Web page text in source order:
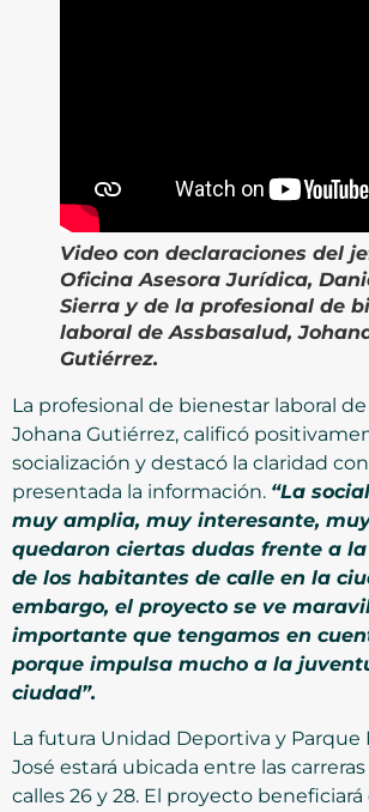
Video con declaraciones del
Oficina Asesora Jurídica,
Sierra y de la profesional de
laboral de Assbasalud,
Gutiérrez.
La profesional de bienestar laboral
Johana Gutiérrez, calificó
socialización y destacó la claridad
presentada la información. “La
muy amplia, muy interesante,
quedaron ciertas dudas frente a
de los habitantes de calle en la
embargo, el proyecto se ve
importante que tengamos en
porque impulsa mucho a la
ciudad”.
La futura Unidad Deportiva y Parque
José estará ubicada entre las carreras
calles 26 y 28. El proyecto